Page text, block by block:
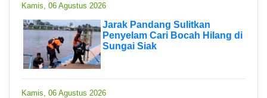
Kamis, 06 Agustus 2026
Jarak Pandang Sulitkan
Penyelam Cari Bocah Hilang di
Sungai Siak
Kamis, 06 Agustus 2026